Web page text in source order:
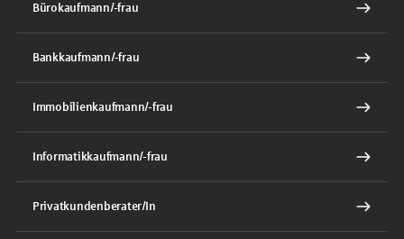
Bürokaufmann/-frau
Bankkaufmann/-frau
Immobilienkaufmann/-frau
Informatikkaufmann/-frau
Privatkundenberater/In